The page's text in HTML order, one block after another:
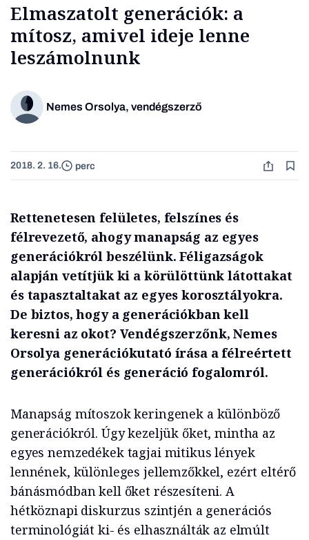
Elmaszatolt generációk: a
mítosz, amivel ideje lenne
leszámolnunk
Nemes Orsolya, vendégszerző
2018. 2. 16. perc
Rettenetesen felületes, felszínes és
félrevezető, ahogy manapság az egyes
generációkról beszélünk. Féligazságok
alapján vetítjük ki a körülöttünk látottakat
és tapasztaltakat az egyes korosztályokra.
De biztos, hogy a generációkban kell
keresni az okot? Vendégszerzőnk, Nemes
Orsolya generációkutató írása a félreértett
generációkról és generáció fogalomról.
Manapság mítoszok keringenek a különböző
generációkról. Úgy kezeljük őket, mintha az
egyes nemzedékek tagjai mitikus lények
lennének, különleges jellemzőkkel, ezért eltérő
bánásmódban kell őket részesíteni. A
hétköznapi diskurzus szintjén a generációs
terminológiát ki- és elhasználták az elmúlt